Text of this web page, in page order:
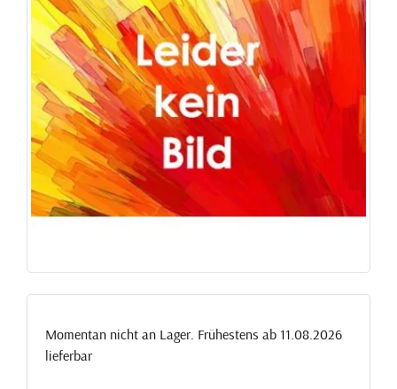
Momentan nicht an Lager. Frühestens ab 11.08.2026
lieferbar